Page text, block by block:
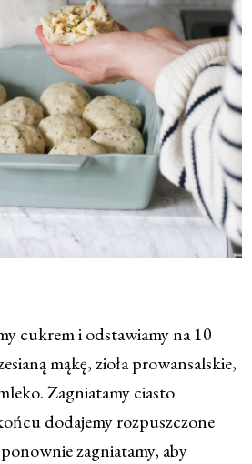
cukrem i odstawiamy na 10
mąkę, zioła prowansalskie,
Zagniatamy ciasto
dodajemy rozpuszczone
zagniatamy, aby